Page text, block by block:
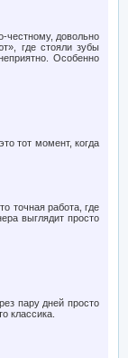
честному, довольно
где стояли зубы
Особенно
тот момент, когда
точная работа, где
выглядит просто
пару дней просто
классика.